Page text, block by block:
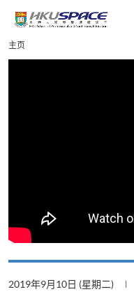
content
Main
content
主页
2019年9月10日 (星期二)